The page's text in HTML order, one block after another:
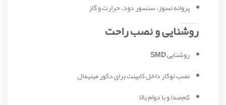
پروانه نسوز، سنسور دود، حرارت و گاز
روشنایی و نصب راحت
روشناییSMD
نصب توکار داخل کابینت برای دکور مینیمال
کم‌صدا و با دوام بالا